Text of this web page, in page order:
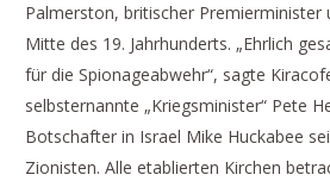
Palmerston, britischer Premierminister
Mitte des 19. Jahrhunderts. „Ehrlich
für die Spionageabwehr“, sagte
selbsternannte „Kriegsminister“ Pete
Botschafter in Israel Mike Huckabee
Zionisten. Alle etablierten Kirchen